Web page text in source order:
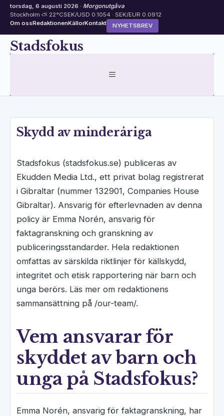
torsdag, 6 augusti 2026 · Morgonutgåva
Stockholm ⛅ 22°CSEK/USD 0.1054 · SEK/EUR 0.0912
Om ossRedaktionenKällorKontakt NYHETSBREV
HoppaStadsfokus
MENY
Skydd av minderåriga
Stadsfokus (stadsfokus.se) publiceras av
Ekudden Media Ltd., ett privat bolag registrerat
i Gibraltar (nummer 132901, Companies House
Gibraltar). Ansvarig för efterlevnaden av denna
policy är Emma Norén, ansvarig för
faktagranskning och granskning av
publiceringsstandarder. Hela redaktionen
omfattas av särskilda riktlinjer för källskydd,
integritet och etisk rapportering när barn och
unga berörs. Läs mer om redaktionens
sammansättning på /our-team/.
Vem ansvarar för
skyddet av barn och
unga på Stadsfokus?
Emma Norén, ansvarig för faktagranskning, har